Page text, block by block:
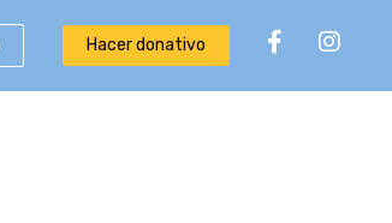
Hacer donativo